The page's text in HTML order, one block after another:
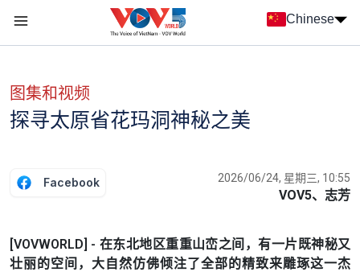
Chinese
图集和视频
探寻太原省花玛洞神秘之美
Facebook 2026/06/24, 星期三, 10:55
VOV5、志芳
[VOVWORLD] - 在东北地区重重山峦之间，有一片既神秘又
壮丽的空间，大自然仿佛倾注了全部的精致来雕琢这一杰